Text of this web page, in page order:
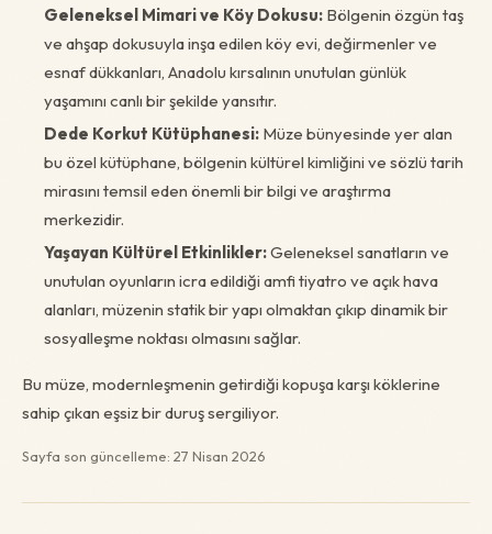
Geleneksel Mimari ve Köy Dokusu: Bölgenin özgün taş
ve ahşap dokusuyla inşa edilen köy evi, değirmenler ve
esnaf dükkanları, Anadolu kırsalının unutulan günlük
yaşamını canlı bir şekilde yansıtır.
Dede Korkut Kütüphanesi: Müze bünyesinde yer alan
bu özel kütüphane, bölgenin kültürel kimliğini ve sözlü tarih
mirasını temsil eden önemli bir bilgi ve araştırma
merkezidir.
Yaşayan Kültürel Etkinlikler:Geleneksel sanatların ve
unutulan oyunların icra edildiği amfi tiyatro ve açık hava
alanları, müzenin statik bir yapı olmaktan çıkıp dinamik bir
sosyalleşme noktası olmasını sağlar.
Bu müze, modernleşmenin getirdiği kopuşa karşı köklerine
sahip çıkan eşsiz bir duruş sergiliyor.
Sayfa son güncelleme: 27 Nisan 2026